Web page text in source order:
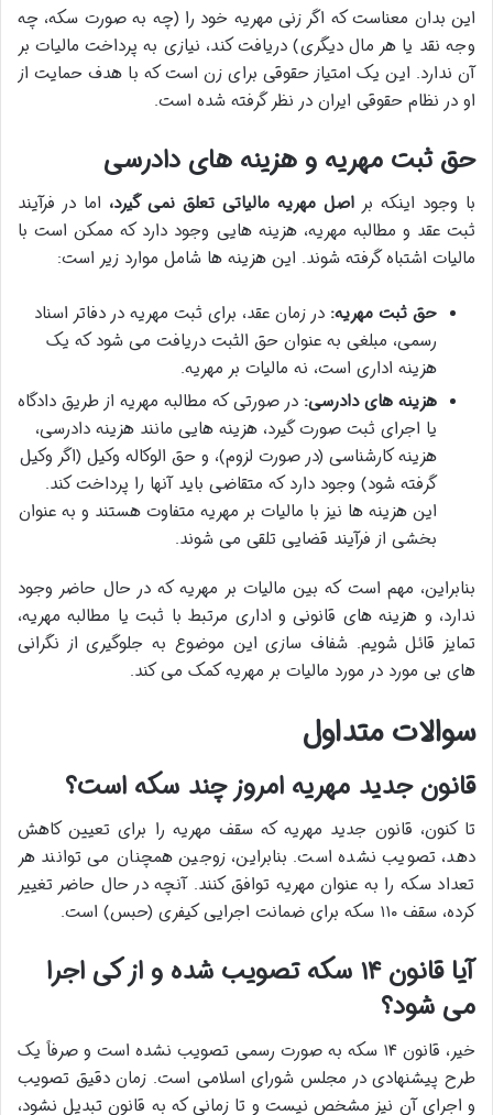
این بدان معناست که اگر زنی مهریه خود را (چه به صورت سکه، چه
وجه نقد یا هر مال دیگری) دریافت کند، نیازی به پرداخت مالیات بر
آن ندارد. این یک امتیاز حقوقی برای زن است که با هدف حمایت از
او در نظام حقوقی ایران در نظر گرفته شده است.
حق ثبت مهریه و هزینه های دادرسی
با وجود اینکه بر اصل مهریه مالیاتی تعلق نمی گیرد، اما در فرآیند
ثبت عقد و مطالبه مهریه، هزینه هایی وجود دارد که ممکن است با
مالیات اشتباه گرفته شوند. این هزینه ها شامل موارد زیر است:
حق ثبت مهریه: در زمان عقد، برای ثبت مهریه در دفاتر اسناد
رسمی، مبلغی به عنوان حق الثبت دریافت می شود که یک
هزینه اداری است، نه مالیات بر مهریه.
هزینه های دادرسی: در صورتی که مطالبه مهریه از طریق دادگاه
یا اجرای ثبت صورت گیرد، هزینه هایی مانند هزینه دادرسی،
هزینه کارشناسی (در صورت لزوم)، و حق الوکاله وکیل (اگر وکیل
گرفته شود) وجود دارد که متقاضی باید آنها را پرداخت کند.
این هزینه ها نیز با مالیات بر مهریه متفاوت هستند و به عنوان
بخشی از فرآیند قضایی تلقی می شوند.
بنابراین، مهم است که بین مالیات بر مهریه که در حال حاضر وجود
ندارد، و هزینه های قانونی و اداری مرتبط با ثبت یا مطالبه مهریه،
تمایز قائل شویم. شفاف سازی این موضوع به جلوگیری از نگرانی
های بی مورد در مورد مالیات بر مهریه کمک می کند.
سوالات متداول
قانون جدید مهریه امروز چند سکه است؟
تا کنون، قانون جدید مهریه که سقف مهریه را برای تعیین کاهش
دهد، تصویب نشده است. بنابراین، زوجین همچنان می توانند هر
تعداد سکه را به عنوان مهریه توافق کنند. آنچه در حال حاضر تغییر
کرده، سقف ۱۱۰ سکه برای ضمانت اجرایی کیفری (حبس) است.
آیا قانون ۱۴ سکه تصویب شده و از کی اجرا
می شود؟
خیر، قانون ۱۴ سکه به صورت رسمی تصویب نشده است و صرفاً یک
طرح پیشنهادی در مجلس شورای اسلامی است. زمان دقیق تصویب
و اجرای آن نیز مشخص نیست و تا زمانی که به قانون تبدیل نشود،